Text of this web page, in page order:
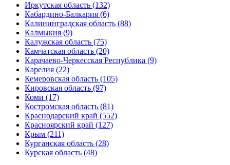
Иркутская область (132)
Кабардино-Балкария (6)
Калининградская область (88)
Калмыкия (9)
Калужская область (75)
Камчатская область (20)
Карачаево-Черкесская Республика (9)
Карелия (22)
Кемеровская область (105)
Кировская область (97)
Коми (17)
Костромская область (81)
Краснодарский край (552)
Красноярский край (127)
Крым (211)
Курганская область (28)
Курская область (48)